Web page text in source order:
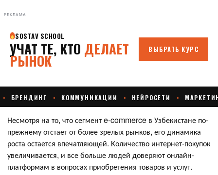
РЕКЛАМА
Несмотря на то, что сегмент e-commerce в Узбекистане по-
прежнему отстает от более зрелых рынков, его динамика
роста остается впечатляющей. Количество интернет-покупок
увеличивается, и все больше людей доверяют онлайн-
платформам в вопросах приобретения товаров и услуг.